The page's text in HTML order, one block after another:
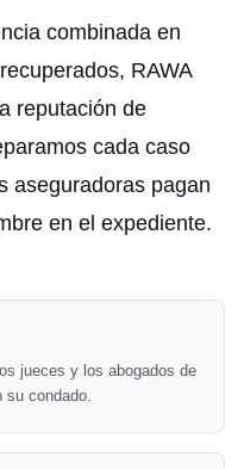
combinada en
RAWA
reputación de
cada caso
aseguradoras pagan
en el expediente.
jueces y los abogados de
su condado.